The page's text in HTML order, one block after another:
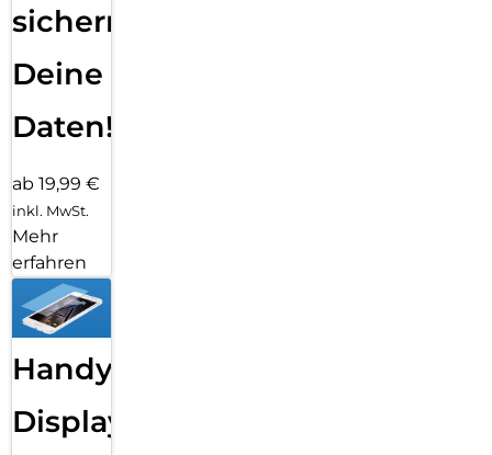
sichern
Deine
Daten!
ab 19,99 €
inkl. MwSt.
Mehr
erfahren
Handy
Displayfolie